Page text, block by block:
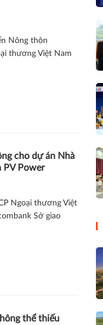
Nông thôn
thương Việt Nam
cho dự án Nhà
PV Power
Ngoại thương Việt
Sở giao
thể thiếu